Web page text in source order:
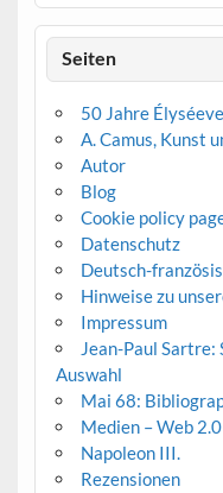
Seiten
50 Jahre
A. Camus, Kunst
Autor
Blog
Cookie policy
Datenschutz
Deutsch-
Hinweise zu
Impressum
Jean-Paul
Auswahl
Mai 68:
Medien – Web
Napoleon III.
Rezensionen